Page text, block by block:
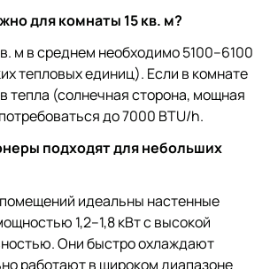
для комнаты 15 кв. м?
м в среднем необходимо 5100–6100
тепловых единиц). Если в комнате
тепла (солнечная сторона, мощная
до 7000 BTU/h.
подходят для небольших
идеальны настенные
1,2–1,8 кВт с высокой
Они быстро охлаждают
работают в широком диапазоне